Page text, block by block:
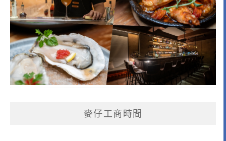
麥仔工商時間